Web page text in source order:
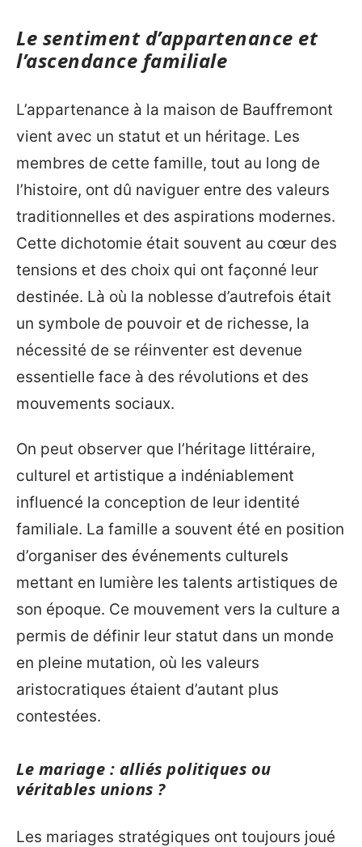
Le sentiment d’appartenance et
l’ascendance familiale
L’appartenance à la maison de Bauffremont
vient avec un statut et un héritage. Les
membres de cette famille, tout au long de
l’histoire, ont dû naviguer entre des valeurs
traditionnelles et des aspirations modernes.
Cette dichotomie était souvent au cœur des
tensions et des choix qui ont façonné leur
destinée. Là où la noblesse d’autrefois était
un symbole de pouvoir et de richesse, la
nécessité de se réinventer est devenue
essentielle face à des révolutions et des
mouvements sociaux.
On peut observer que l’héritage littéraire,
culturel et artistique a indéniablement
influencé la conception de leur identité
familiale. La famille a souvent été en position
d’organiser des événements culturels
mettant en lumière les talents artistiques de
son époque. Ce mouvement vers la culture a
permis de définir leur statut dans un monde
en pleine mutation, où les valeurs
aristocratiques étaient d’autant plus
contestées.
Le mariage : alliés politiques ou
véritables unions ?
Les mariages stratégiques ont toujours joué